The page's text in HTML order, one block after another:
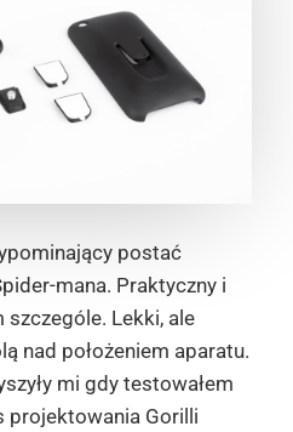
postać
mana. Praktyczny i
Lekki, ale
nad położeniem aparatu.
mi gdy testowałem
projektowania Gorilli